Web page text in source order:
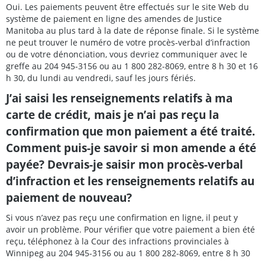
Oui. Les paiements peuvent être effectués sur le site Web du
système de paiement en ligne des amendes de Justice
Manitoba au plus tard à la date de réponse finale. Si le système
ne peut trouver le numéro de votre procès-verbal d’infraction
ou de votre dénonciation, vous devriez communiquer avec le
greffe au 204 945-3156 ou au 1 800 282-8069, entre 8 h 30 et 16
h 30, du lundi au vendredi, sauf les jours fériés.
J’ai saisi les renseignements relatifs à ma
carte de crédit, mais je n’ai pas reçu la
confirmation que mon paiement a été traité.
Comment puis-je savoir si mon amende a été
payée? Devrais-je saisir mon procès-verbal
d’infraction et les renseignements relatifs au
paiement de nouveau?
Si vous n’avez pas reçu une confirmation en ligne, il peut y
avoir un problème. Pour vérifier que votre paiement a bien été
reçu, téléphonez à la Cour des infractions provinciales à
Winnipeg au 204 945-3156 ou au 1 800 282-8069, entre 8 h 30